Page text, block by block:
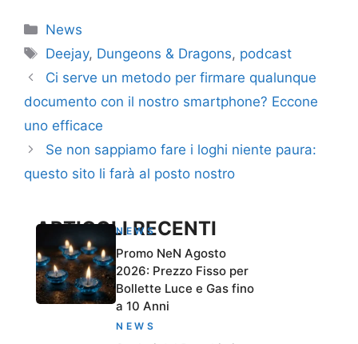
Categorie
News
Tag
Deejay, Dungeons & Dragons, podcast
Ci serve un metodo per firmare qualunque
documento con il nostro smartphone? Eccone
uno efficace
Se non sappiamo fare i loghi niente paura:
questo sito li farà al posto nostro
ARTICOLI RECENTI
NEWS
Promo NeN Agosto
2026: Prezzo Fisso per
Bollette Luce e Gas fino
a 10 Anni
NEWS